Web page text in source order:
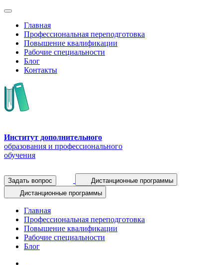
Главная
Профессиональная переподготовка
Повышение квалификации
Рабочие специальности
Блог
Контакты
Институт дополнительного
образования и профессионального
обучения
Задать вопрос
Дистанционные программы
Дистанционные программы
Главная
Профессиональная переподготовка
Повышение квалификации
Рабочие специальности
Блог